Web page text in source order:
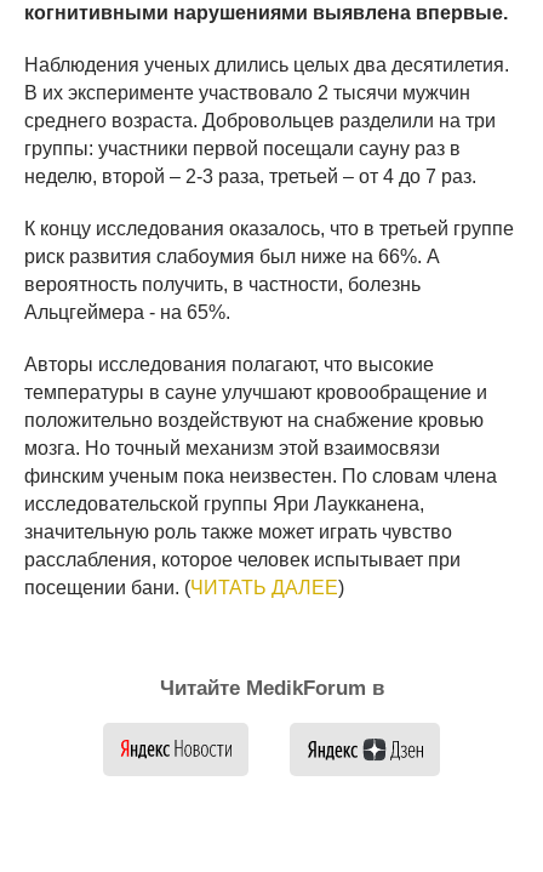
когнитивными нарушениями выявлена впервые.
Наблюдения ученых длились целых два десятилетия.
В их эксперименте участвовало 2 тысячи мужчин
среднего возраста. Добровольцев разделили на три
группы: участники первой посещали сауну раз в
неделю, второй – 2-3 раза, третьей – от 4 до 7 раз.
К концу исследования оказалось, что в третьей группе
риск развития слабоумия был ниже на 66%. А
вероятность получить, в частности, болезнь
Альцгеймера - на 65%.
Авторы исследования полагают, что высокие
температуры в сауне улучшают кровообращение и
положительно воздействуют на снабжение кровью
мозга. Но точный механизм этой взаимосвязи
финским ученым пока неизвестен. По словам члена
исследовательской группы Яри Лаукканена,
значительную роль также может играть чувство
расслабления, которое человек испытывает при
посещении бани. (ЧИТАТЬ ДАЛЕЕ)
Читайте MedikForum в